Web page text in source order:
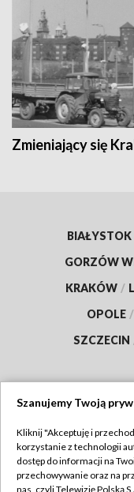
Zmieniający się
BIAŁYSTOK
GORZÓW
KRAKÓW /
OPOLE /
SZCZECIN
Abonament TVP
Szanujemy Twoją
Kliknij "Akceptuję i
korzystanie z technologii
dostęp do informacji na
przechowywanie oraz na
nas, czyli Telewizję Polską